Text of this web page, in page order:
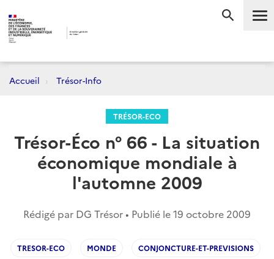
Accueil Trésor-Info
TRÉSOR-ECO
Trésor-Éco n° 66 - La situation
économique mondiale à
l'automne 2009
Rédigé par DG Trésor • Publié le19 octobre 2009
TRESOR-ECO MONDE CONJONCTURE-ET-PREVISIONS